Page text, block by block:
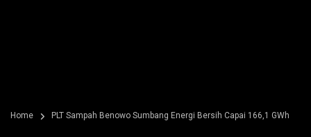
Home PLT Sampah Benowo Sumbang Energi Bersih Capai 166,1 GWh